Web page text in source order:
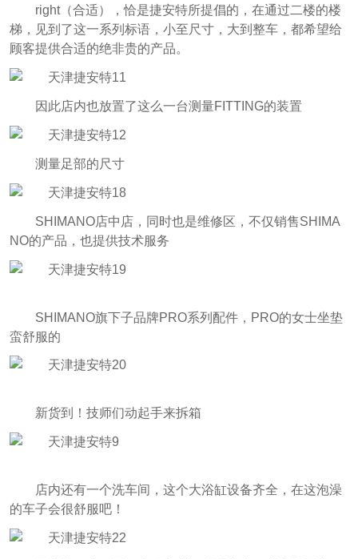
right（合适），恰是捷安特所提倡的，在通过二楼的楼
梯，见到了这一系列标语，小至尺寸，大到整车，都希望给
顾客提供合适的绝非贵的产品。
因此店内也放置了这么一台测量FITTING的装置
测量足部的尺寸
SHIMANO店中店，同时也是维修区，不仅销售SHIMA
NO的产品，也提供技术服务
SHIMANO旗下子品牌PRO系列配件，PRO的女士坐垫
蛮舒服的
新货到！技师们动起手来拆箱
店内还有一个洗车间，这个大浴缸设备齐全，在这泡澡
的车子会很舒服吧！